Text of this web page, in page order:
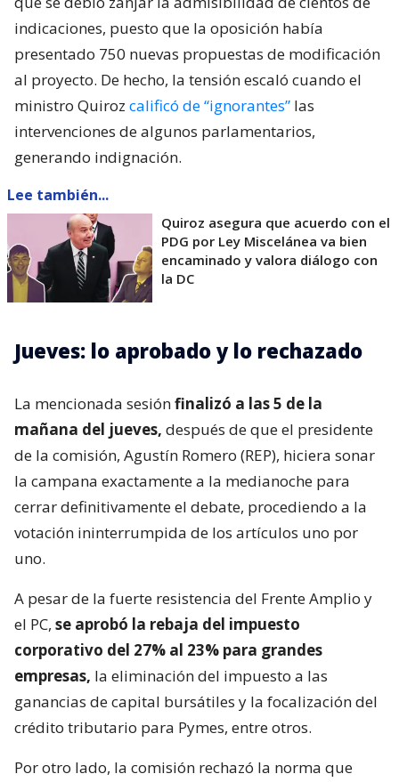
indicaciones, puesto que la oposición había
presentado 750 nuevas propuestas de modificación
al proyecto. De hecho, la tensión escaló cuando el
ministro Quiroz calificó de “ignorantes” las
intervenciones de algunos parlamentarios,
generando indignación.
Lee también...
Quiroz asegura que acuerdo con el
PDG por Ley Miscelánea va bien
encaminado y valora diálogo con
la DC
Jueves: lo aprobado y lo rechazado
La mencionada sesiónfinalizó a las 5 de la
mañana del jueves, después de que el presidente
de la comisión, Agustín Romero (REP), hiciera sonar
la campana exactamente a la medianoche para
cerrar definitivamente el debate, procediendo a la
votación ininterrumpida de los artículos uno por
uno.
A pesar de la fuerte resistencia del Frente Amplio y
el PC, se aprobó la rebaja del impuesto
corporativo del 27% al 23% para grandes
empresas, la eliminación del impuesto a las
ganancias de capital bursátiles y la focalización del
crédito tributario para Pymes, entre otros.
Por otro lado, la comisión rechazó la norma que